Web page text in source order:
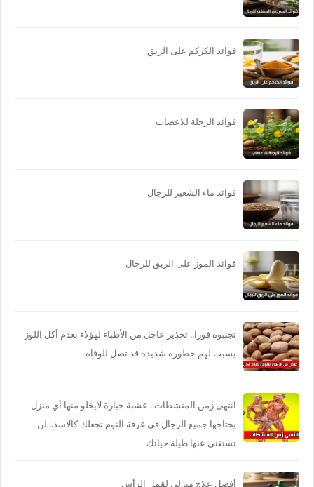
فوائد الكركم على الريق
فوائد الرجلة للاعصاب
فوائد ماء الشعير للرجال
فوائد الموز على الريق للرجال
تجنبوه فورا.. تحذير عاجل من الأطباء لهؤلاء بعدم أكل اللوز
يسبب لهم خطورة شديدة قد تصل للوفاة
انتهى زمن المنشطات.. عشبة جبارة لايخلو منها أي منزل
يحتاجها جميع الرجال في غرفة النوم تجعلك كالاسد.. لن
تستغني عنها طيلة حياتك
أفضل علاج منزلي لقمل الرأس